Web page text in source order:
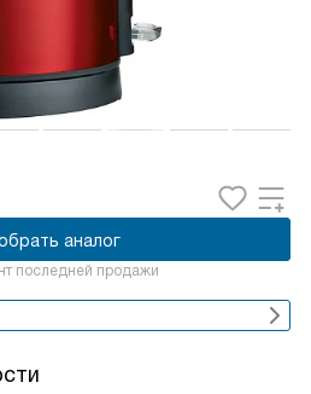
аналог
последней продажи